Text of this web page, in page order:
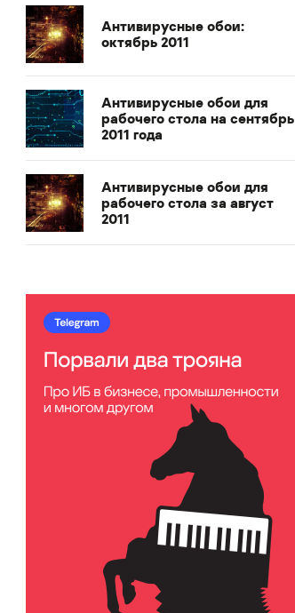
Антивирусные обои:
октябрь 2011
Антивирусные обои для
рабочего стола на сентябрь
2011 года
Антивирусные обои для
рабочего стола за август
2011